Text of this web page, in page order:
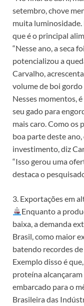
setembro, chove
muita luminosidade.
que é o principal
“Nesse ano, a seca
potencializou a
Carvalho,
volume de boi
Nesses momentos,
seu gado para
mais caro. Como os
boa parte deste
investimento, diz
“Isso gerou uma
destaca o
3. Exportações em
Enquanto a
baixa, a demanda
Brasil, como maior
batendo recordes
Exemplo disso é
proteína
embarcado para o
Brasileira das